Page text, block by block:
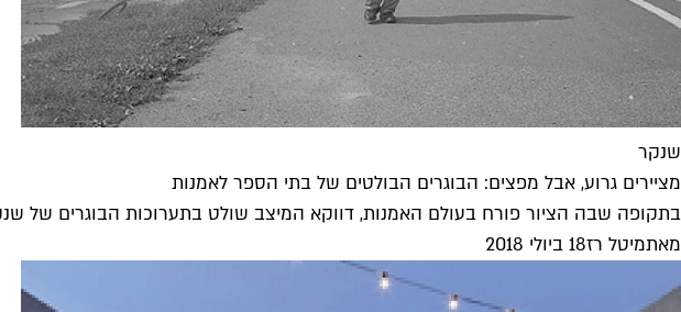
שנקר
מציירים גרוע, אבל מפצים: הבוגרים הבולטים של בתי הספר לאמנות
בתקופה שבה הציור פורח בעולם האמנות, דווקא המיצב שולט בתערוכות הבוגרים של
מאתמיטל רז18 ביולי 2018